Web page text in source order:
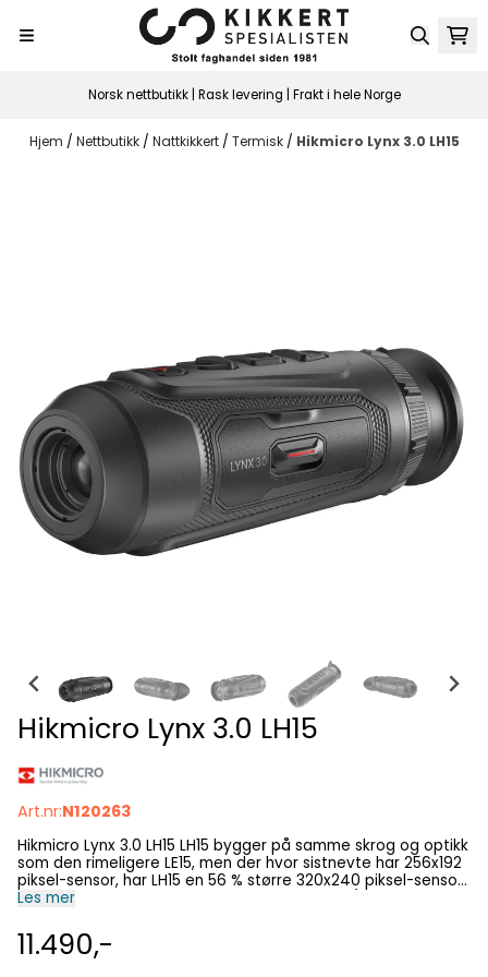
Norsk nettbutikk | Rask levering | Frakt i hele Norge
Hjem / Nettbutikk / Nattkikkert / Termisk / Hikmicro Lynx 3.0 LH15
Hikmicro Lynx 3.0 LH15
Art.nr:N120263
Hikmicro Lynx 3.0 LH15 LH15 bygger på samme skrog og optikk
som den rimeligere LE15, men der hvor sistnevte har 256x192
piksel-sensor, har LH15 en 56 % større 320x240 piksel-sensor.
I tillegg er sensoren på LH15 noe mer sensitiv (18 mK vs. 20
tidligere generasjoner Lynx er elektronisk lukker
(shutterless) som betyr at modellene ikke trenger mekanisk
Les mer
11.490,-